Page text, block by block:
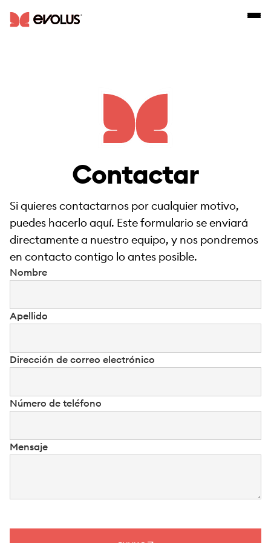
Contactar
Si quieres contactarnos por cualquier motivo,
puedes hacerlo aquí. Este formulario se enviará
directamente a nuestro equipo, y nos pondremos
en contacto contigo lo antes posible.
Nombre
Apellido
Dirección de correo electrónico
Número de teléfono
Mensaje